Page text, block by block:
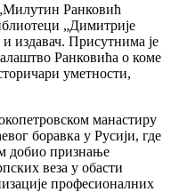
Ранковић
„Димитрије
и издавач. Присутнима је
Ранковића о коме
уметности,
манастиру
боравка у Русији, где
добио признање
веза у обасти
професионалних